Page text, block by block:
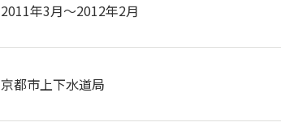
2011年3月～2012年2月
京都市上下水道局